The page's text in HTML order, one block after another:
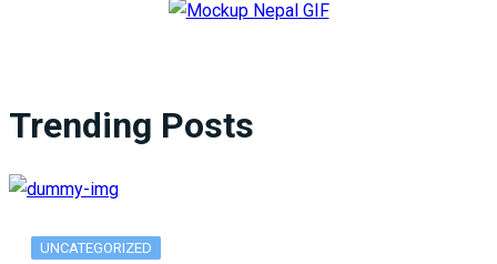
Trending Posts
UNCATEGORIZED